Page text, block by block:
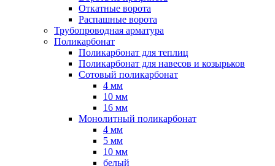
Откатные ворота
Распашные ворота
Трубопроводная арматура
Поликарбонат
Поликарбонат для теплиц
Поликарбонат для навесов и козырьков
Сотовый поликарбонат
4 мм
10 мм
16 мм
Монолитный поликарбонат
4 мм
5 мм
10 мм
белый